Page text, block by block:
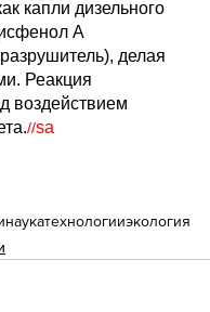
капли дизельного
А
делая
Реакция
воздействием
//sa
наукатехнологииэкология